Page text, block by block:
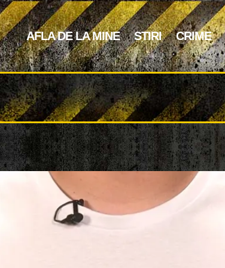
AFLA DE LA MINE STIRI CRIME